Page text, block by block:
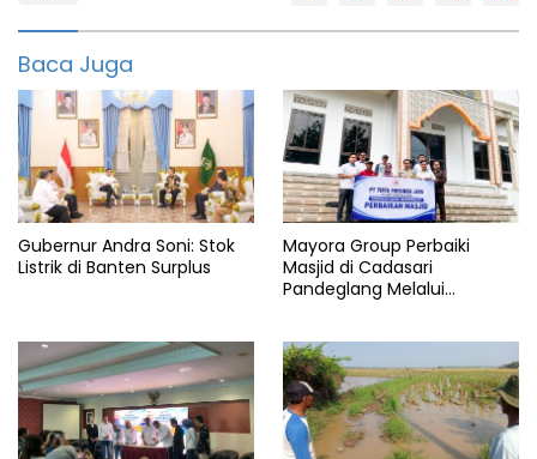
new
Automotive
Avanza
Elegan
featured
Indonesia
Mobil
Pecinta
Terbaru
Baca Juga
Gubernur Andra Soni: Stok
Listrik di Banten Surplus
Mayora Group Perbaiki
Masjid di Cadasari
Pandeglang Melalui